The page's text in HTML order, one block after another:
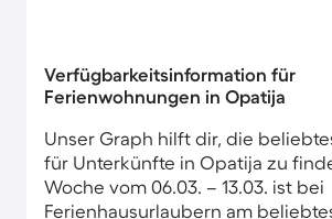
Verfügbarkeitsinformation für
Ferienwohnungen in Opatija
Unser Graph hilft dir, die
für Unterkünfte in Opatija zu
Woche vom 06.03. – 13.03. ist bei
Ferienhausurlaubern am